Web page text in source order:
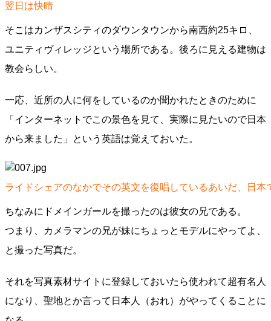
翌日は快晴
そこはカンザスシティのダウンタウンから南西約25キロ、
ユニティヴィレッジという場所である。後ろに見える建物は
教会らしい。
一応、近所の人に何をしているのか聞かれたときのために
「インターネットでこの景色を見て、実際に見たいので日本
から来ました」という英語は覚えておいた。
ライドシェアのなかでその英文を復唱しているあいだ、日本
ちなみにドメインガールを撮ったのは彼女の兄である。
つまり、カメラマンの兄が妹にちょっとモデルにやってよ、
と撮った写真だ。
それを写真素材サイトに登録しておいたら使われて超有名人
になり、聖地とか言って日本人（おれ）がやってくることに